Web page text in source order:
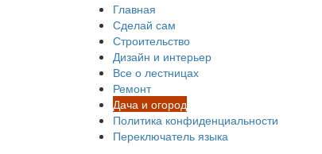
Главная
Сделай сам
Строительство
Дизайн и интерьер
Все о лестницах
Ремонт
Дача и огород
Политика конфиденциальности
Переключатель языка